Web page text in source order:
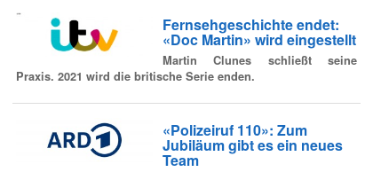
Fernsehgeschichte endet:
«Doc Martin» wird eingestellt
Martin Clunes schließt seine
Praxis. 2021 wird die britische Serie enden.
«Polizeiruf 110»: Zum
Jubiläum gibt es ein neues
Team